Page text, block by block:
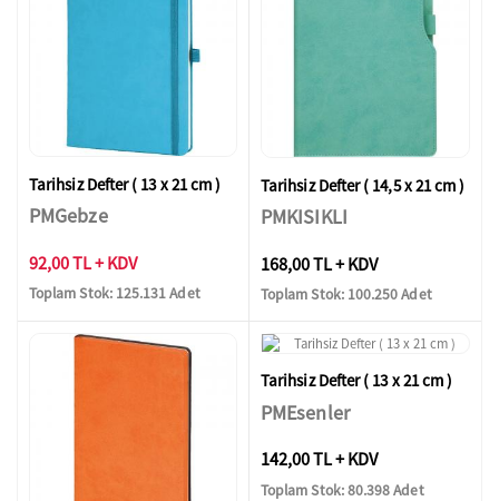
Tarihsiz Defter ( 13 x 21 cm )
PMGebze
92,00 TL + KDV
Toplam Stok: 125.131 Adet
Tarihsiz Defter ( 14,5 x 21 cm )
PMKISIKLI
168,00 TL + KDV
Toplam Stok: 100.250 Adet
Tarihsiz Defter ( 13 x 21 cm )
PMEsenler
142,00 TL + KDV
Toplam Stok: 80.398 Adet